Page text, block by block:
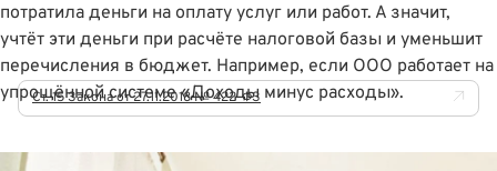
потратила деньги на оплату услуг или работ. А значит,
учтёт эти деньги при расчёте налоговой базы и уменьшит
перечисления в бюджет. Например, если ООО работает на
упрощённой системе «Доходы минус расходы».
Ст. 15 Закона от 27.11.2018 № 422-ФЗ